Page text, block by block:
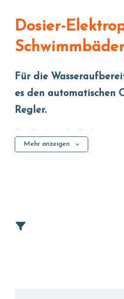
Dosier-Elektropumpen für
Für die Wasseraufbereitung im Pool gibt
es den automatischen
Regler.
Die Qualität des Poolwassers
überwacht werden, weshalb
Mehr anzeigen